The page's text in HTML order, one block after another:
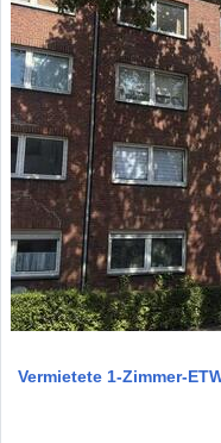
Vermietete 1-Zimmer-